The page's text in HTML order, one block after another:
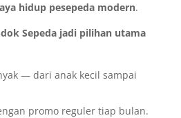
hidup pesepeda modern.
Sepeda jadi pilihan utama
— dari anak kecil sampai
promo reguler tiap bulan.